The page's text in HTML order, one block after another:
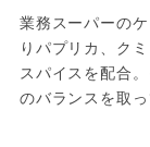
業務スーパーの
りパプリカ、ク
スパイスを配合
のバランスを取っ